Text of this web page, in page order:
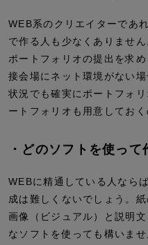
WEB系のクリエイターであ
で作る人も少なくありませ
ポートフォリオの提出を求
接会場にネット環境がない
状況でも確実にポートフォ
ートフォリオも用意しておく
・どのソフトを使って
WEBに精通している人なら
成は難しくないでしょう。
画像（ビジュアル）と説明
なソフトを使っても構いま